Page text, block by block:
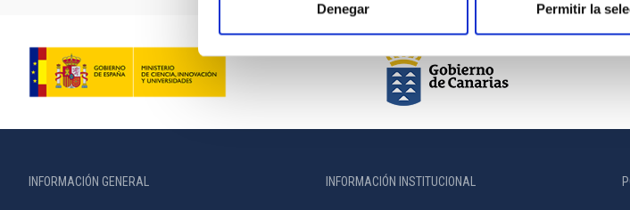
Denegar Permitir la
INFORMACIÓN GENERAL INFORMACIÓN INSTITUCIONAL